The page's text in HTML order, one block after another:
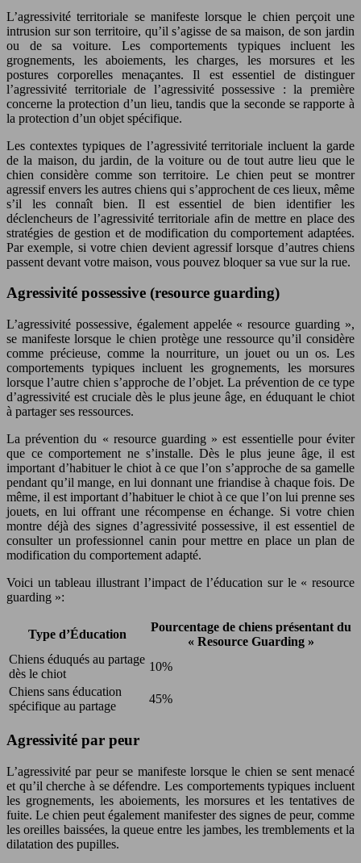
L’agressivité territoriale se manifeste lorsque le chien perçoit une
intrusion sur son territoire, qu’il s’agisse de sa maison, de son jardin
ou de sa voiture. Les comportements typiques incluent les
grognements, les aboiements, les charges, les morsures et les
postures corporelles menaçantes. Il est essentiel de distinguer
l’agressivité territoriale de l’agressivité possessive : la première
concerne la protection d’un lieu, tandis que la seconde se rapporte à
la protection d’un objet spécifique.
Les contextes typiques de l’agressivité territoriale incluent la garde
de la maison, du jardin, de la voiture ou de tout autre lieu que le
chien considère comme son territoire. Le chien peut se montrer
agressif envers les autres chiens qui s’approchent de ces lieux, même
s’il les connaît bien. Il est essentiel de bien identifier les
déclencheurs de l’agressivité territoriale afin de mettre en place des
stratégies de gestion et de modification du comportement adaptées.
Par exemple, si votre chien devient agressif lorsque d’autres chiens
passent devant votre maison, vous pouvez bloquer sa vue sur la rue.
Agressivité possessive (resource guarding)
L’agressivité possessive, également appelée « resource guarding »,
se manifeste lorsque le chien protège une ressource qu’il considère
comme précieuse, comme la nourriture, un jouet ou un os. Les
comportements typiques incluent les grognements, les morsures
lorsque l’autre chien s’approche de l’objet. La prévention de ce type
d’agressivité est cruciale dès le plus jeune âge, en éduquant le chiot
à partager ses ressources.
La prévention du « resource guarding » est essentielle pour éviter
que ce comportement ne s’installe. Dès le plus jeune âge, il est
important d’habituer le chiot à ce que l’on s’approche de sa gamelle
pendant qu’il mange, en lui donnant une friandise à chaque fois. De
même, il est important d’habituer le chiot à ce que l’on lui prenne ses
jouets, en lui offrant une récompense en échange. Si votre chien
montre déjà des signes d’agressivité possessive, il est essentiel de
consulter un professionnel canin pour mettre en place un plan de
modification du comportement adapté.
Voici un tableau illustrant l’impact de l’éducation sur le « resource
guarding »:
Type d’Éducation
Pourcentage de chiens présentant du
« Resource Guarding »
Chiens éduqués au partage
dès le chiot
10%
Chiens sans éducation
spécifique au partage
45%
Agressivité par peur
L’agressivité par peur se manifeste lorsque le chien se sent menacé
et qu’il cherche à se défendre. Les comportements typiques incluent
les grognements, les aboiements, les morsures et les tentatives de
fuite. Le chien peut également manifester des signes de peur, comme
les oreilles baissées, la queue entre les jambes, les tremblements et la
dilatation des pupilles.